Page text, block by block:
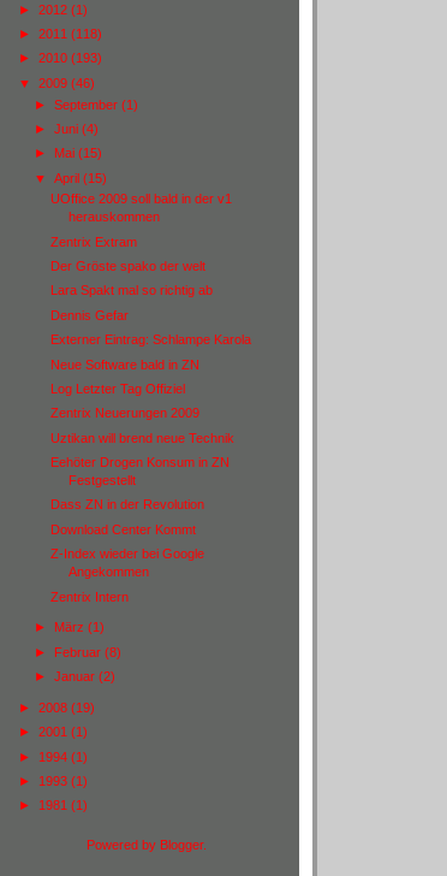
► 2012 (1)
► 2011 (118)
► 2010 (193)
▼ 2009 (46)
► September (1)
► Juni (4)
► Mai (15)
▼ April (15)
UOffice 2009 soll bald in der v1
herauskommen
Zentrix Extram
Der Gröste spako der welt
Lara Spakt mal so richtig ab
Dennis Gefar
Externer Eintrag: Schlampe Karola
Neue Software bald in ZN
Log Letzter Tag Offiziel
Zentrix Neuerungen 2009
Uztikan will brend neue Technik
Eehöter Drogen Konsum in ZN
Festgestellt
Dass ZN in der Revolution
Download Center Kommt
Z-Index wieder bei Google
Angekommen
Zentrix Intern
► März (1)
► Februar (8)
► Januar (2)
► 2008 (19)
► 2001 (1)
► 1994 (1)
► 1993 (1)
► 1981 (1)
Powered by Blogger.